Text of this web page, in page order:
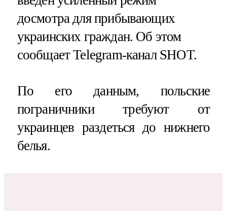
досмотра для прибывающих
украинских граждан. Об этом
сообщает Telegram-канал SHOT.
По его данным, польские
пограничники требуют от
украинцев раздеться до нижнего
белья.